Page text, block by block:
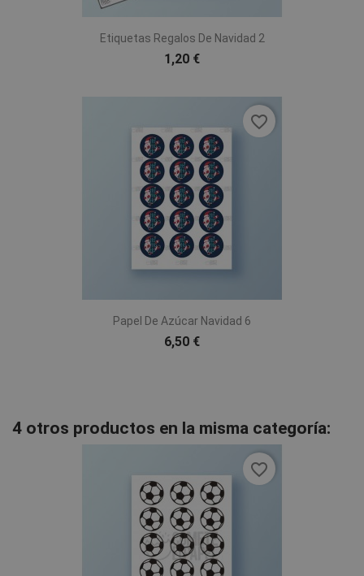
Etiquetas Regalos De Navidad 2
1,20 €
Papel De Azúcar Navidad 6
6,50 €
favorite_border
4 otros productos en la misma categoría:
favorite_border